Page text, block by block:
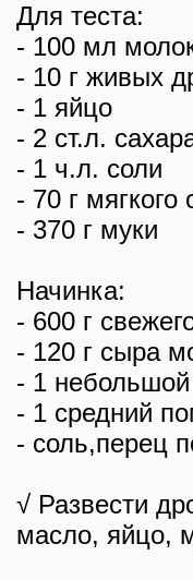
Для теста:
- 100 мл
- 10 г живых
- 1 яйцо
- 2 ст.л.
- 1 ч.л. соли
- 70 г
- 370 г муки
Начинка:
- 600 г
- 120 г сыра
- 1
- 1 средний
- соль,перец
√ Развести
масло, яйцо,